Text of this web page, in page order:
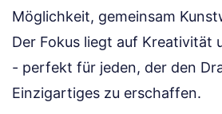
Möglichkeit, gemeinsam
Der Fokus liegt auf Kreativität
- perfekt für jeden, der den
Einzigartiges zu erschaffen.